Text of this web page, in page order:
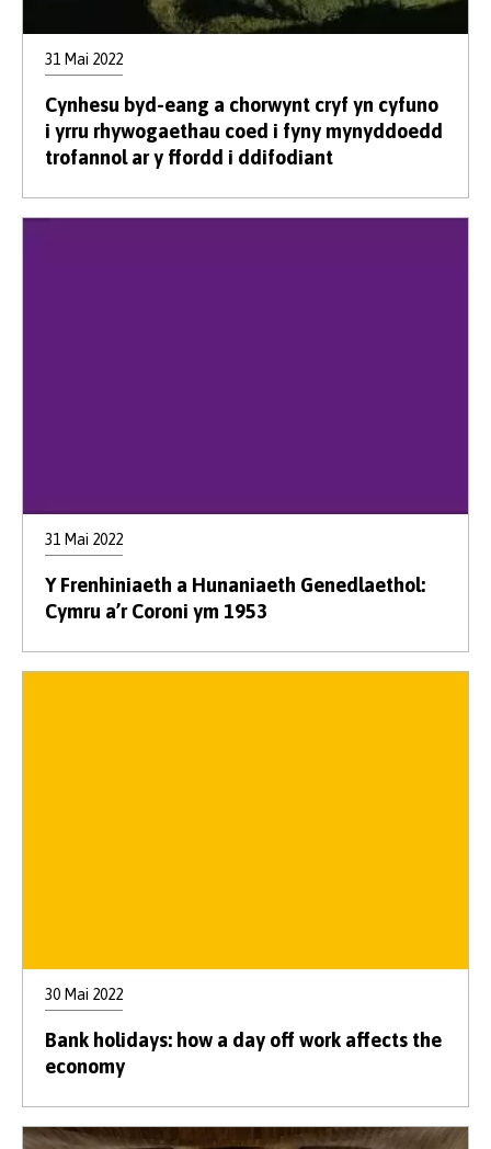
31 Mai 2022
Cynhesu byd-eang a chorwynt cryf yn cyfuno
i yrru rhywogaethau coed i fyny mynyddoedd
trofannol ar y ffordd i ddifodiant
31 Mai 2022
Y Frenhiniaeth a Hunaniaeth Genedlaethol:
Cymru a’r Coroni ym 1953
30 Mai 2022
Bank holidays: how a day off work affects the
economy